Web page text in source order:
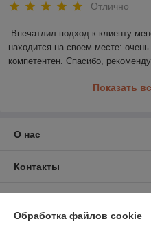
Отлично
Впечатлил подход к клиенту
находится на своем месте:
компетентен. Спасибо,
Показать
О нас
Контакты
Обработка файлов cookie